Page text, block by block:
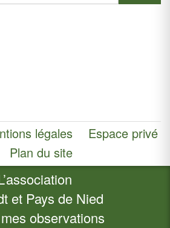
légales
Espace privé
Plan du site
et Pays de Nied
observations